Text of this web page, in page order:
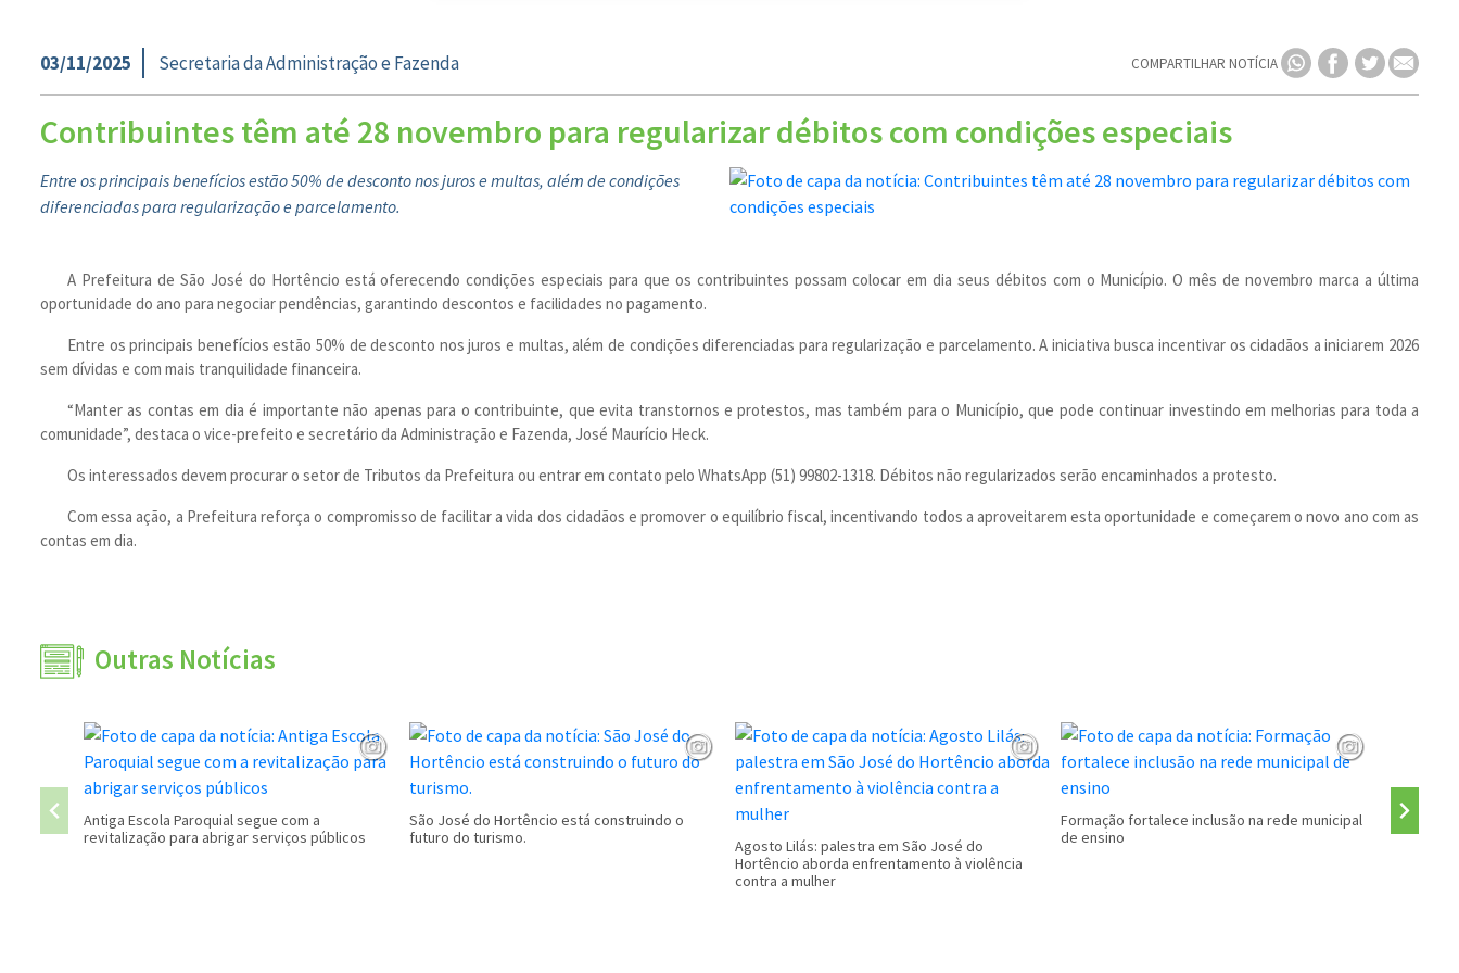
03/11/2025 Secretaria da Administração e Fazenda COMPARTILHAR NOTÍCIA
Contribuintes têm até 28 novembro para regularizar débitos com condições especiais
Entre os principais benefícios estão 50% de desconto nos juros e multas, além de condições
diferenciadas para regularização e parcelamento.
A Prefeitura de São José do Hortêncio está oferecendo condições especiais para que os contribuintes possam colocar em dia seus débitos com o Município. O mês de novembro marca a última
oportunidade do ano para negociar pendências, garantindo descontos e facilidades no pagamento.
Entre os principais benefícios estão 50% de desconto nos juros e multas, além de condições diferenciadas para regularização e parcelamento. A iniciativa busca incentivar os cidadãos a iniciarem 2026
sem dívidas e com mais tranquilidade financeira.
“Manter as contas em dia é importante não apenas para o contribuinte, que evita transtornos e protestos, mas também para o Município, que pode continuar investindo em melhorias para toda a
comunidade”, destaca o vice-prefeito e secretário da Administração e Fazenda, José Maurício Heck.
Os interessados devem procurar o setor de Tributos da Prefeitura ou entrar em contato pelo WhatsApp (51) 99802-1318. Débitos não regularizados serão encaminhados a protesto.
Com essa ação, a Prefeitura reforça o compromisso de facilitar a vida dos cidadãos e promover o equilíbrio fiscal, incentivando todos a aproveitarem esta oportunidade e começarem o novo ano com as
contas em dia.
Outras Notícias
Antiga Escola Paroquial segue com a
revitalização para abrigar serviços públicos
São José do Hortêncio está construindo o
futuro do turismo.
Agosto Lilás: palestra em São José do
Hortêncio aborda enfrentamento à violência
contra a mulher
Formação fortalece inclusão na rede municipal
de ensino